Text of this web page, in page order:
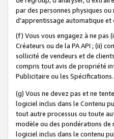
par des personnes physiques
d’apprentissage automatique
(f) Vous vous engagez à ne
Créateurs ou de la PA API ; (ii)
sollicité de vendeurs et de
compris tout avis de propriété
Publicitaire ou les Spécifications.
(g) Vous ne devez pas et ne
logiciel inclus dans le Contenu
tout autre processus ou toute
modèle ou des pondérations de
logiciel inclus dans le contenu